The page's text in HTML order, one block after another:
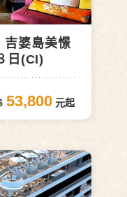
吉婆島美憬
日(CI)
53,800